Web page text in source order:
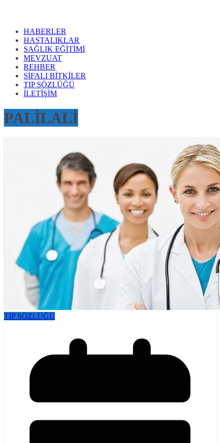
HABERLER
HASTALIKLAR
SAĞLIK EĞİTİMİ
MEVZUAT
REHBER
SİFALI BİTKİLER
TIP SÖZLÜĞÜ
İLETİŞİM
PALİLALİ
TIP SÖZLÜĞÜ